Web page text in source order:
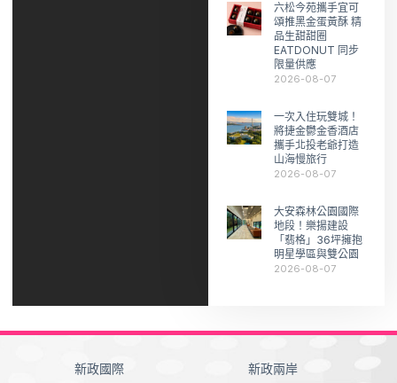
六松今苑攜手宜可
頌推黑金蛋黃酥 精
品生甜甜圈
EATDONUT 同步
限量供應
2026-08-07
一次入住玩雙城！
將捷金鬱金香酒店
攜手北投老爺打造
山海慢旅行
2026-08-07
大安森林公園國際
地段！樂揚建設
「翡格」36坪擁抱
明星學區與雙公園
2026-08-07
新政國際
新政兩岸